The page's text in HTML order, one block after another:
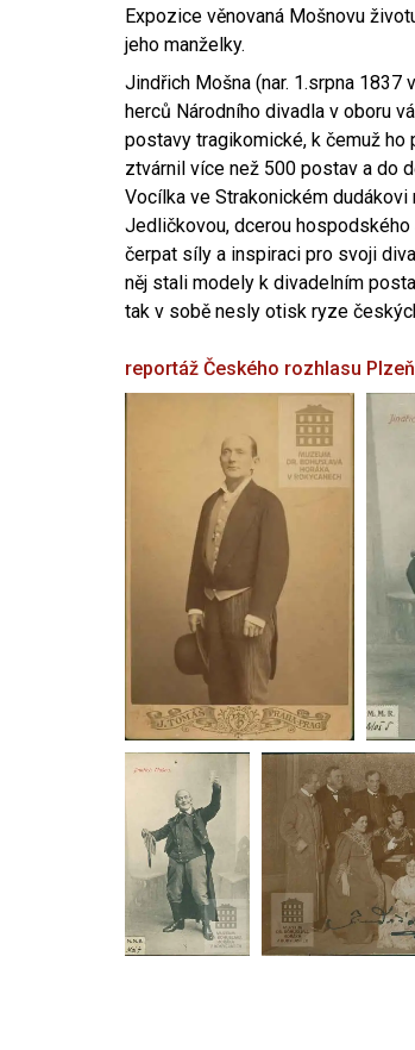
Expozice věnovaná Mošnovu
jeho manželky.
Jindřich Mošna (nar. 1.srpna
herců Národního divadla v oboru
postavy tragikomické, k čemuž
ztvárnil více než 500 postav a do
Vocílka ve Strakonickém
Jedličkovou, dcerou
čerpat síly a inspiraci pro svoji
něj stali modely k divadelním
tak v sobě nesly otisk ryze
reportáž Českého rozhlasu Plzeň